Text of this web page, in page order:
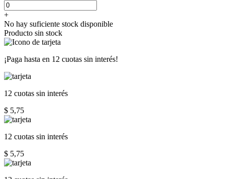
+
No hay suficiente stock disponible
Producto sin stock
¡Paga hasta en 12 cuotas sin interés!
12 cuotas sin interés
$ 5,75
12 cuotas sin interés
$ 5,75